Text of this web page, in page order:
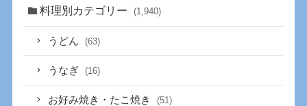
料理別カテゴリー (1,940)
うどん (63)
うなぎ (16)
お好み焼き・たこ焼き (51)